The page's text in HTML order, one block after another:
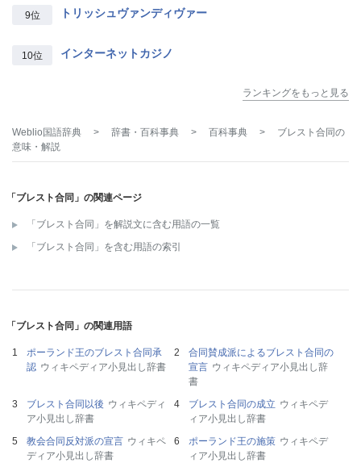
9位 トリッシュヴァンディヴァー
10位 インターネットカジノ
ランキングをもっと見る
Weblio国語辞典 > 辞書・百科事典 > 百科事典 > ブレスト合同の
意味・解説
「ブレスト合同」の関連ページ
「ブレスト合同」を解説文に含む用語の一覧
「ブレスト合同」を含む用語の索引
「ブレスト合同」の関連用語
ポーランド王のブレスト合同承
認 ウィキペディア小見出し辞書
合同賛成派によるブレスト合同の
宣言 ウィキペディア小見出し辞
書
ブレスト合同以後 ウィキペディ
ア小見出し辞書
ブレスト合同の成立 ウィキペデ
ィア小見出し辞書
教会合同反対派の宣言 ウィキペ
ディア小見出し辞書
ポーランド王の施策 ウィキペデ
ィア小見出し辞書